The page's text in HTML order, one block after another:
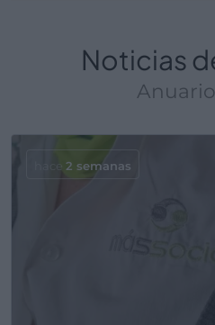
Noticias
hace 2 semanas